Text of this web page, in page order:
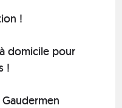
!
domicile pour
!